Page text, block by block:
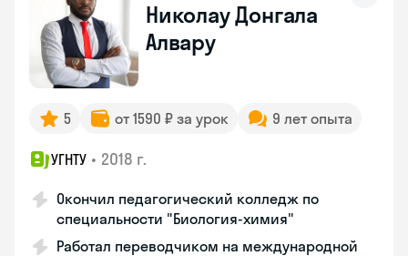
Николау Донгала
Алвару
5 от 1590 ₽ за урок 9 лет опыта
УГНТУ • 2018 г.
Окончил педагогический колледж по
специальности "Биология-химия"
Работал переводчиком на международной